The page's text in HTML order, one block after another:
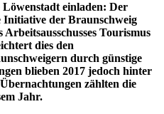
einladen: Der
Initiative der Braunschweig
Tourismus
dies den
durch günstige
blieben 2017 jedoch hinter
zählten die
Jahr.